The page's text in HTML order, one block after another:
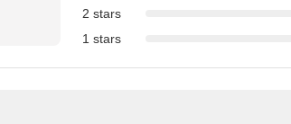
2 stars
1 stars